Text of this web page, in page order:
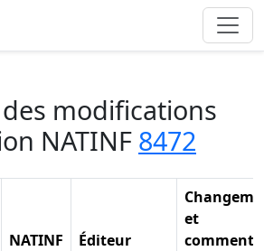
modifications
NATINF 8472
NATINF Éditeur
et